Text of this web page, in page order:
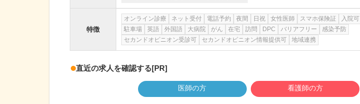
特徴
オンライン診療 ネット受付 電話予約 夜間 日祝 女性医師 スマホ保険証 入院可
駐車場
英語 外国語 大病院 がん 在宅 訪問 DPC バリアフリー
感染予防
セカンドオピニオン受診可
セカンドオピニオン情報提供可 地域連携
直近の求人を確認する[PR]
医師の方 看護師の方